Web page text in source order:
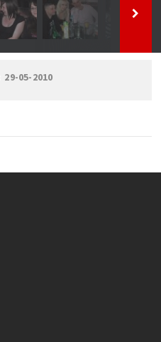
29-05-2010